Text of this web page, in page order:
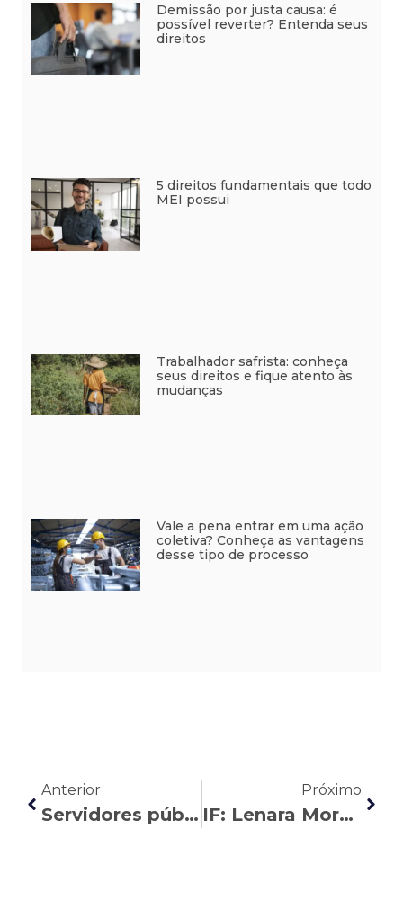
Demissão por justa causa: é
possível reverter? Entenda seus
direitos
5 direitos fundamentais que todo
MEI possui
Trabalhador safrista: conheça
seus direitos e fique atento às
mudanças
Vale a pena entrar em uma ação
coletiva? Conheça as vantagens
desse tipo de processo
Anterior
Servidores públicos têm direito a ressarcimento devido às perdas do Pasep
Próximo
IF: Lenara Moreira indica como agir em caso de atraso nos voos de carnaval